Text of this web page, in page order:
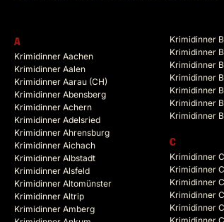
A
Krimidinner Aachen
Krimidinner Aalen
Krimidinner Aarau (CH)
Krimidinner Abensberg
Krimidinner Achern
Krimidinner Adelsried
Krimidinner Ahrensburg
Krimidinner Aichach
Krimidinner Albstadt
Krimidinner Alsfeld
Krimidinner Altomünster
Krimidinner Altrip
Krimidinner Amberg
Krimidinner
Krimidinner
Krimidinner
Krimidinner
Krimidinner
Krimidinner
Krimidinner
C
Krimidinner
Krimidinner
Krimidinner
Krimidinner
Krimidinner